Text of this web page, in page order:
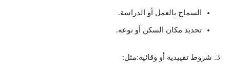
السماح بالعمل أو الدراسة.
تحديد مكان السكن أو نوعه.
شروط تقييدية أو وقائية:مثل: